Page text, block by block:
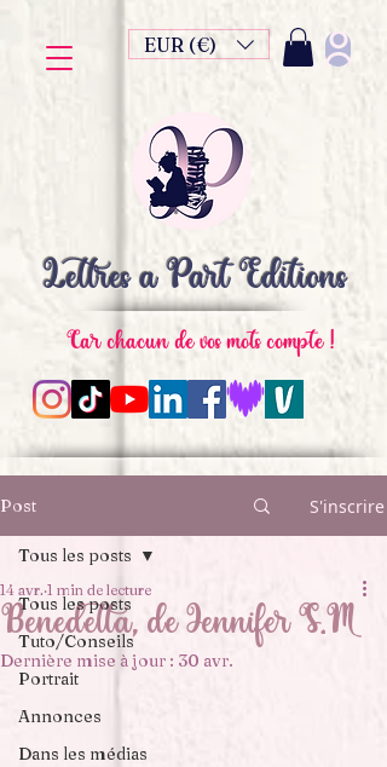
Lettres à Part Editions
Car chacun de vos mots compte !
EUR (€)
Post S'inscrire
Tous les posts
Tuto/Conseils
Portrait
Annonces
Dans les médias
Tous les posts
Benedetta, de Jennifer S.M
14 avr. 1 min de lecture
Dernière mise à jour : 30 avr.